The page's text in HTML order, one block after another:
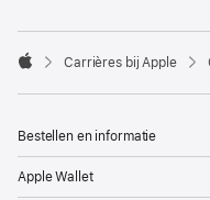

Carrières bij Apple
Bestellen en informatie
Apple Wallet